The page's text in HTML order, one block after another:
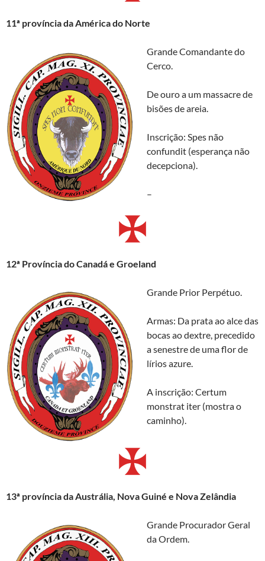
11ª província da América do Norte
Grande Comandante do
Cerco.
De ouro a um massacre de
bisões de areia.
Inscrição: Spes não
confundit (esperança não
decepciona).
–
12ª Província do Canadá e Groeland
Grande Prior Perpétuo.
Armas: Da prata ao alce das
bocas ao dextre, precedido
a senestre de uma flor de
lírios azure.
A inscrição: Certum
monstrat iter (mostra o
caminho).
13ª província da Austrália, Nova Guiné e Nova Zelândia
Grande Procurador Geral
da Ordem.